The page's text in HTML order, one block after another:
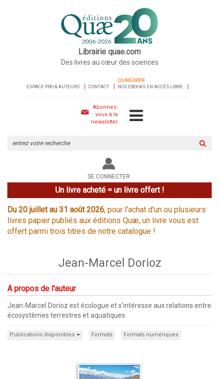
Librairie quae.com
Des livres au cœur des sciences
ESPACE PRO & AUTEURS CONTACT
QUAE-OPEN
NOS EBOOKS EN ACCÈS LIBRE
Abonnez-
vous à la
newsletter
le
site
SE CONNECTER
Un livre acheté = un livre offert !
Du 20 juillet au 31 août 2026, pour l'achat d'un ou plusieurs
livres papier publiés aux éditions Quæ, un livre vous est
offert parmi trois titres de notre catalogue !
Jean-Marcel Dorioz
A propos de l'auteur
Jean-Marcel Dorioz est écologue et s’intéresse aux relations entre
écosystèmes terrestres et aquatiques.
Publications disponibles Formats Formats numériques